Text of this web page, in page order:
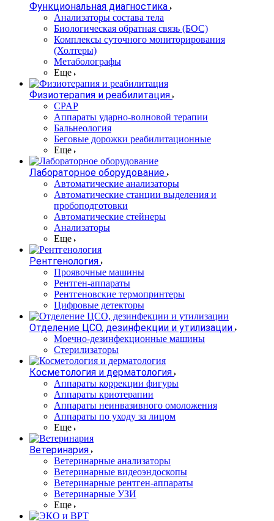
Функциональная диагностика
Анализаторы состава тела
Биологическая обратная связь (БОС)
Комплексы суточного мониторирования
(Холтеры)
Метаболографы
Еще
Физиотерапия и реабилитация
CPAP
Аппараты ударно-волновой терапии
Бальнеология
Беговые дорожки реабилитационные
Еще
Лабораторное оборудование
Автоматические анализаторы
Автоматические станции выделения и
пробоподготовки
Автоматические стейнеры
Анализаторы
Еще
Рентгенология
Проявочные машины
Рентген-аппараты
Рентгеновские термопринтеры
Цифровые детекторы
Отделение ЦСО, дезинфекции и утилизации
Моечно-дезинфекционные машины
Стерилизаторы
Косметология и дерматология
Аппараты коррекции фигуры
Аппараты криотерапии
Аппараты неинвазивного омоложения
Аппараты по уходу за лицом
Еще
Ветеринария
Ветеринарные анализаторы
Ветеринарные видеоэндоскопы
Ветеринарные рентген-аппараты
Ветеринарные УЗИ
Еще